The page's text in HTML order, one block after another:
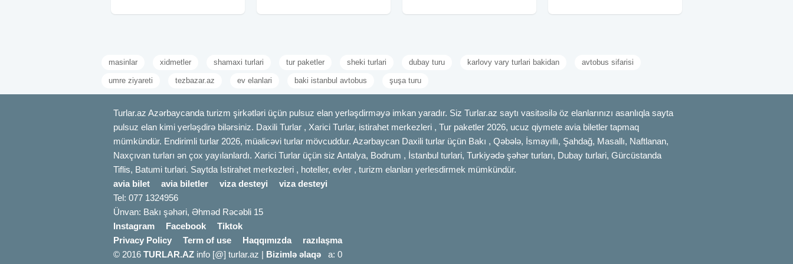
üçün
turu 25 azn 1-2, 8-9,
masinlar xidmetler shamaxi turlari tur paketler sheki turlari dubay turu karlovy vary turlari bakidan avtobus sifarisi
umre ziyareti tezbazar.az ev elanlari baki istanbul avtobus şuşa turu
Turlar.az Azərbaycanda turizm şirkətləri üçün pulsuz elan yerləşdirməyə imkan yaradır. Siz Turlar.az saytı vasitəsilə öz elanlarınızı asanlıqla sayta
pulsuz elan kimi yerləşdirə bilərsiniz. Daxili Turlar , Xarici Turlar, istirahet merkezleri , Tur paketler 2026, ucuz qiymete avia biletler tapmaq
mümkündür. Endirimli turlar 2026, müalicəvi turlar mövcuddur. Azərbaycan Daxili turlar üçün Bakı , Qəbələ, İsmayıllı, Şahdağ, Masallı, Naftlanan,
Naxçıvan turları ən çox yayılanlardı. Xarici Turlar üçün siz Antalya, Bodrum , İstanbul turlari, Turkiyədə şəhər turları, Dubay turlari, Gürcüstanda
Tiflis, Batumi turlari. Saytda Istirahet merkezleri , hoteller, evler , turizm elanları yerlesdirmek mümkündür.
avia bilet
avia biletler viza desteyi
viza desteyi
Tel: 077 1324956
Ünvan: Bakı şəhəri, Əhməd Rəcəbli 15
Instagram
Facebook
Tiktok
Privacy Policy
Term of use Haqqımızda
razılaşma
© 2016 TURLAR.AZ info [@] turlar.az | Bizimlə əlaqə a: 0